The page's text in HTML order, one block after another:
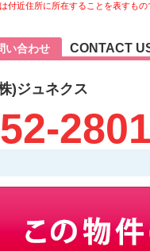
近住所に所在することを表すも
い合わせ CONTACT
)ジュネクス
2801